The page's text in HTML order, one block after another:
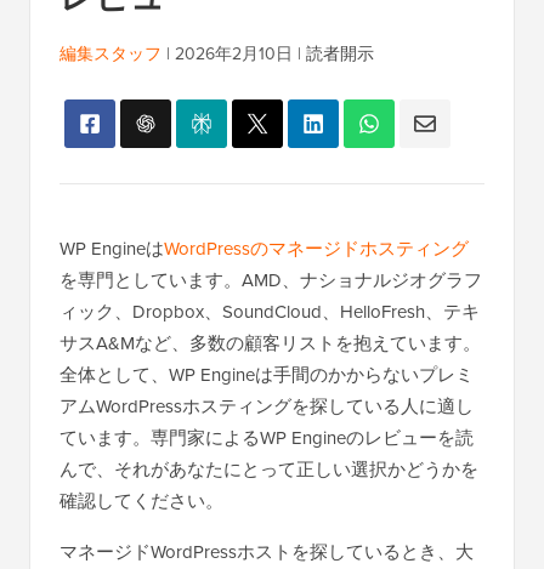
編集スタッフ | 2026年2月10日 | 読者開示
WP EngineはWordPressのマネージドホスティング
を専門としています。AMD、ナショナルジオグラフ
ィック、Dropbox、SoundCloud、HelloFresh、テキ
サスA&Mなど、多数の顧客リストを抱えています。
全体として、WP Engineは手間のかからないプレミ
アムWordPressホスティングを探している人に適し
ています。専門家によるWP Engineのレビューを読
んで、それがあなたにとって正しい選択かどうかを
確認してください。
マネージドWordPressホストを探しているとき、大